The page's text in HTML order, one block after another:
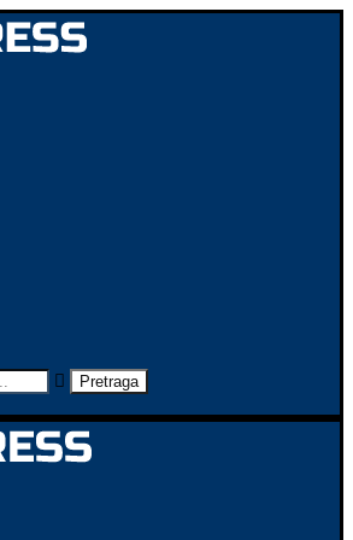
Pretraga